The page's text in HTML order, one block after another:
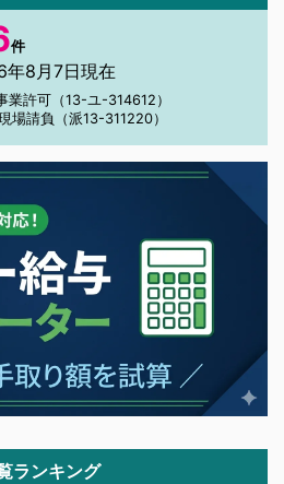
件
年8月7日現在
業許可（13-ユ-314612）
場請負（派13-311220）
ランキング